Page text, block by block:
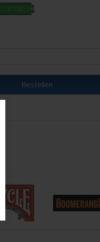
Bestellen